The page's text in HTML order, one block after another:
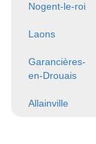
Nogent-le-roi
Laons
Garancières-
en-Drouais
Allainville